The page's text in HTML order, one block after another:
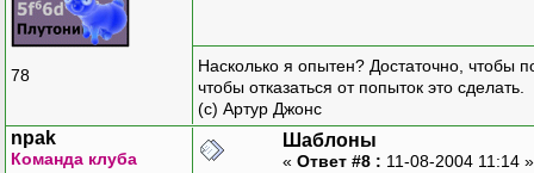
78
Насколько я опытен? Достаточно, чтобы
чтобы отказаться от попыток это сделать.
(с) Артур Джонс
npak
Команда клуба
Шаблоны
« Ответ #8 : 11-08-2004 11:14